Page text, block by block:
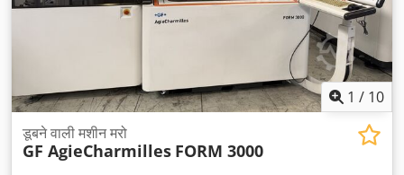
1 / 10
डूबने वाली मशीन मरो
GF AgieCharmilles FORM 3000